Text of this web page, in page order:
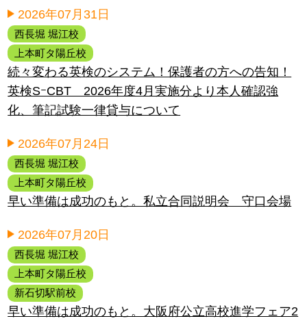
2026年07月31日
西長堀 堀江校
上本町タ陽丘校
続々変わる英検のシステム！保護者の方への告知！
英検SｰCBT 2026年度4月実施分より本人確認強
化、筆記試験一律貸与について
2026年07月24日
西長堀 堀江校
上本町タ陽丘校
早い準備は成功のもと。私立合同説明会 守口会場
2026年07月20日
西長堀 堀江校
上本町タ陽丘校
新石切駅前校
早い準備は成功のもと。大阪府公立高校進学フェア2